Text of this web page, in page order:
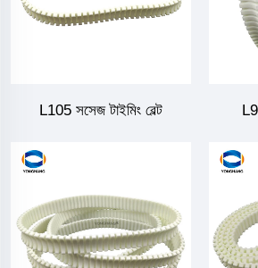
L105 সসেজ টাইমিং বেল্ট